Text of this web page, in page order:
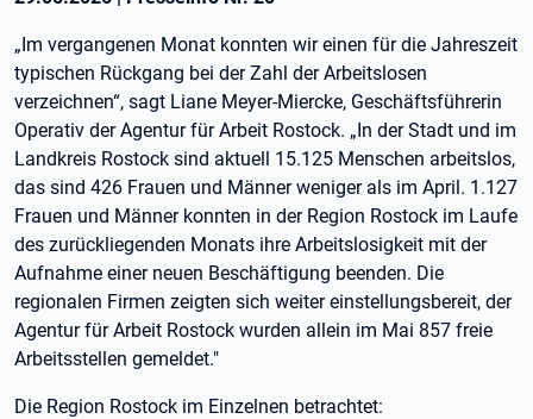
„Im vergangenen Monat konnten wir einen für die Jahreszeit
typischen Rückgang bei der Zahl der Arbeitslosen
verzeichnen“, sagt Liane Meyer-Miercke, Geschäftsführerin
Operativ der Agentur für Arbeit Rostock. „In der Stadt und im
Landkreis Rostock sind aktuell 15.125 Menschen arbeitslos,
das sind 426 Frauen und Männer weniger als im April. 1.127
Frauen und Männer konnten in der Region Rostock im Laufe
des zurückliegenden Monats ihre Arbeitslosigkeit mit der
Aufnahme einer neuen Beschäftigung beenden. Die
regionalen Firmen zeigten sich weiter einstellungsbereit, der
Agentur für Arbeit Rostock wurden allein im Mai 857 freie
Arbeitsstellen gemeldet."
Die Region Rostock im Einzelnen betrachtet: